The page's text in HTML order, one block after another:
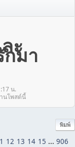
ะมา
น.
นโพสต์นี้
พิมพ์
12 13 14 15 ... 906